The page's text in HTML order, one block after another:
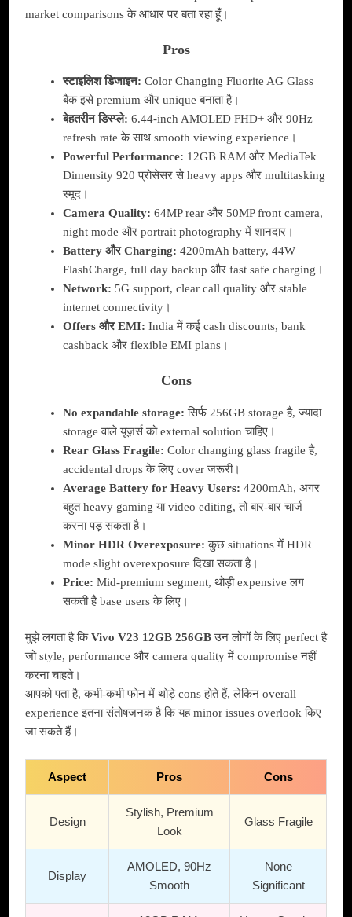
market comparisons के आधार पर बता रहा हूँ।
Pros
स्टाइलिश डिजाइन: Color Changing Fluorite AG Glass
बैक इसे premium और unique बनाता है।
बेहतरीन डिस्प्ले: 6.44-inch AMOLED FHD+ और 90Hz
refresh rate के साथ smooth viewing experience।
Powerful Performance: 12GB RAM और MediaTek
Dimensity 920 प्रोसेसर से heavy apps और multitasking
स्मूद।
Camera Quality: 64MP rear और 50MP front camera,
night mode और portrait photography में शानदार।
Battery और Charging: 4200mAh battery, 44W
FlashCharge, full day backup और fast safe charging।
Network: 5G support, clear call quality और stable
internet connectivity।
Offers और EMI: India में कई cash discounts, bank
cashback और flexible EMI plans।
Cons
No expandable storage: सिर्फ 256GB storage है, ज्यादा
storage वाले यूज़र्स को external solution चाहिए।
Rear Glass Fragile: Color changing glass fragile है,
accidental drops के लिए cover जरूरी।
Average Battery for Heavy Users: 4200mAh, अगर
बहुत heavy gaming या video editing, तो बार-बार चार्ज
करना पड़ सकता है।
Minor HDR Overexposure: कुछ situations में HDR
mode slight overexposure दिखा सकता है।
Price: Mid-premium segment, थोड़ी expensive लग
सकती है base users के लिए।
मुझे लगता है किVivo V23 12GB 256GBउन लोगों के लिए perfect है
जो style, performance और camera quality में compromise नहीं
करना चाहते।
आपको पता है, कभी-कभी फोन में थोड़े cons होते हैं, लेकिन overall
experience इतना संतोषजनक है कि यह minor issues overlook किए
जा सकते हैं।
Aspect Pros Cons
Design
Stylish, Premium
Look
Glass Fragile
Display
AMOLED, 90Hz
Smooth
None
Significant